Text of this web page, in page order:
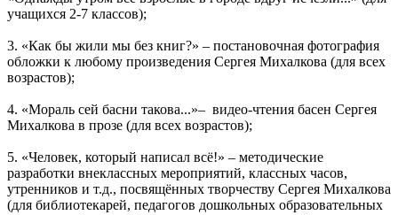
учащихся 2-7 классов);
3. «Как бы жили мы без книг?» – постановочная фотография
обложки к любому произведения Сергея Михалкова (для всех
возрастов);
4. «Мораль сей басни такова...»– видео-чтения басен Сергея
Михалкова в прозе (для всех возрастов);
5. «Человек, который написал всё!» – методические
разработки внеклассных мероприятий, классных часов,
утренников и т.д., посвящённых творчеству Сергея Михалкова
(для библиотекарей, педагогов дошкольных образовательных